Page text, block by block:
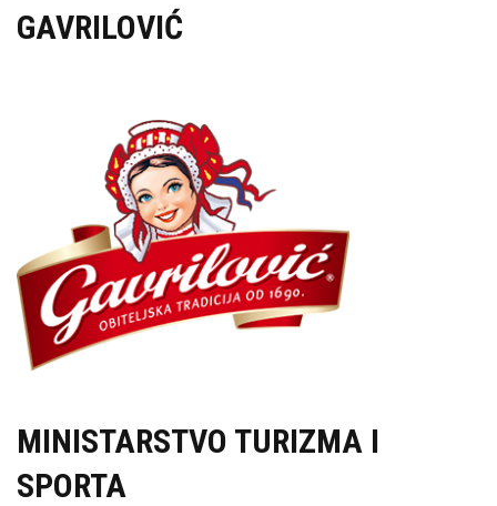
GAVRILOVIĆ
MINISTARSTVO TURIZMA I
SPORTA